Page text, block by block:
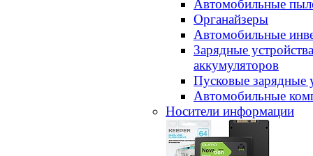
Автомобильные
Органайзеры
Автомобильные
Зарядные
аккумуляторов
Пусковые зарядные
Автомобильные
Носители информации